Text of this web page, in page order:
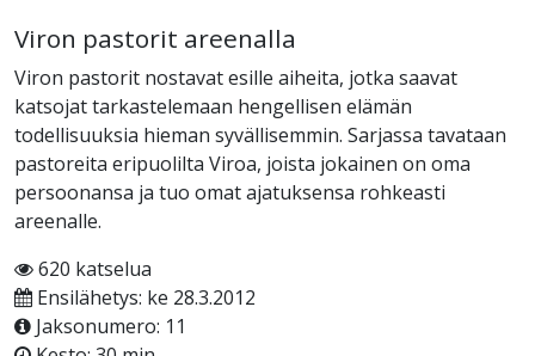
Viron pastorit areenalla
Viron pastorit nostavat esille aiheita, jotka saavat
katsojat tarkastelemaan hengellisen elämän
todellisuuksia hieman syvällisemmin. Sarjassa tavataan
pastoreita eripuolilta Viroa, joista jokainen on oma
persoonansa ja tuo omat ajatuksensa rohkeasti
areenalle.
620 katselua
Ensilähetys: ke 28.3.2012
Jaksonumero: 11